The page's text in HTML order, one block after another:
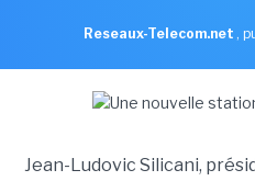
Reseaux-Telecom.net ,
Jean-Ludovic Silicani,